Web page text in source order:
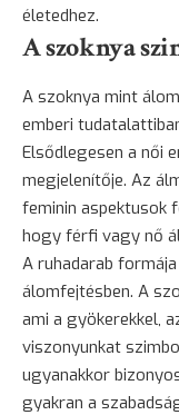
életedhez.
A szoknya
A szoknya mint
emberi
Elsődlegesen a női
megjelenítője. Az
feminin aspektusok
hogy férfi vagy nő
A ruhadarab
álomfejtésben. A
ami a gyökerekkel,
viszonyunkat
ugyanakkor
gyakran a